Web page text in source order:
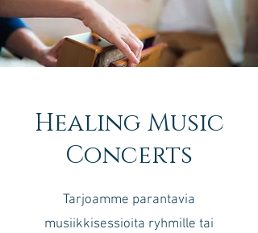
Healing Music
Concerts
Tarjoamme parantavia
musiikkisessioita ryhmille tai